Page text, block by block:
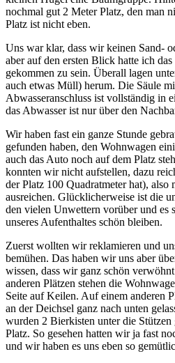
nochmal gut 2 Meter Platz, den man
Platz ist nicht eben.
Uns war klar, dass wir keinen Sand-
aber auf den ersten Blick hatte ich
gekommen zu sein. Überall lagen
auch etwas Müll) herum. Die Säule
Abwasseranschluss ist vollständig in
das Abwasser ist nur über den
Wir haben fast ein ganze Stunde
gefunden haben, den Wohnwagen
auch das Auto noch auf dem Platz
konnten wir nicht aufstellen, dazu
der Platz 100 Quadratmeter hat), also
ausreichen. Glücklicherweise ist die
den vielen Unwettern vorüber und es
unseres Aufenthaltes schön bleiben.
Zuerst wollten wir reklamieren und
bemühen. Das haben wir uns aber
wissen, dass wir ganz schön
anderen Plätzen stehen die
Seite auf Keilen. Auf einem anderen
an der Deichsel ganz nach unten
wurden 2 Bierkisten unter die Stützen
Platz. So gesehen hatten wir ja fast
und wir haben es uns eben so